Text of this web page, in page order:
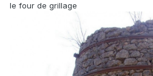
le four de grillage